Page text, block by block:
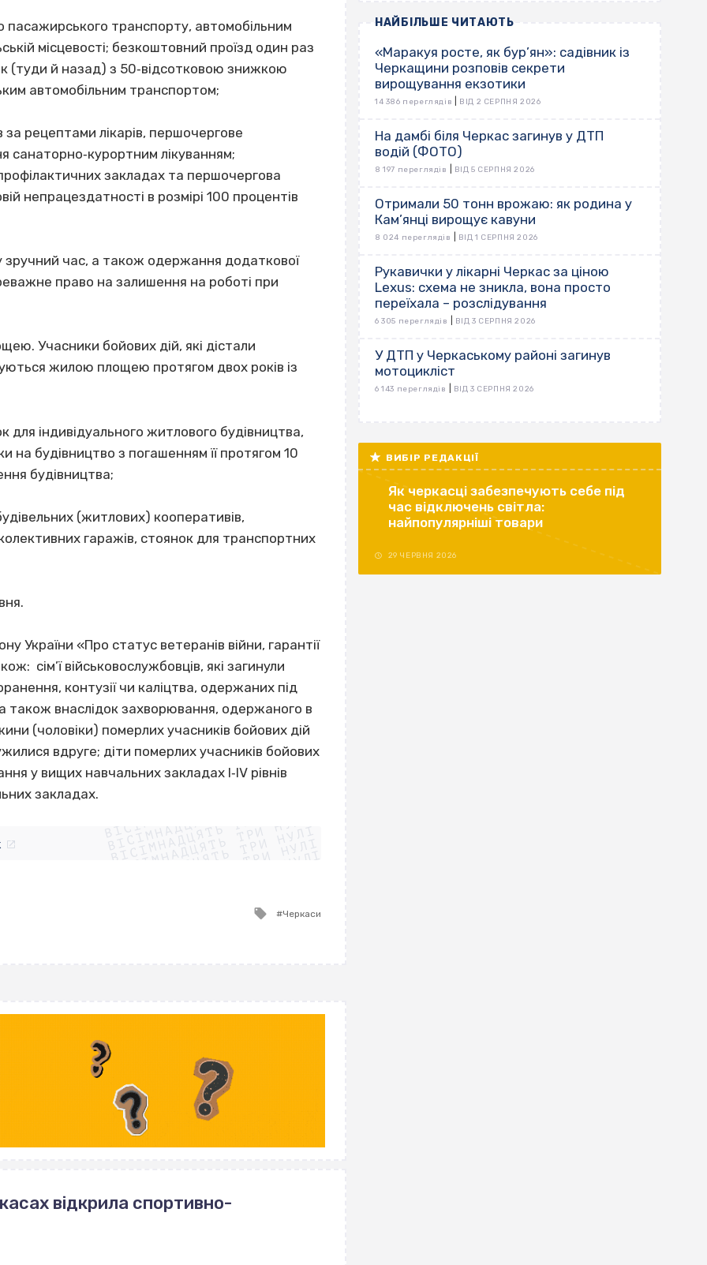
пасажирського транспорту, автомобільним
місцевості; безкоштовний проїзд один раз
(туди й назад) з 50‐відсотковою знижкою
автомобільним транспортом;
рецептами лікарів, першочергове
санаторно‐курортним лікуванням;
закладах та першочергова
непрацездатності в розмірі 100 процентів
зручний час, а також одержання додаткової
право на залишення на роботі при
Учасники бойових дій, які дістали
жилою площею протягом двох років із
індивідуального житлового будівництва,
на будівництво з погашенням її протягом 10
будівництва;
(житлових) кооперативів,
гаражів, стоянок для транспортних
України «Про статус ветеранів війни, гарантії
сім’ї військовослужбовців, які загинули
контузії чи каліцтва, одержаних під
а також внаслідок захворювання, одержаного в
(чоловіки) померлих учасників бойових дій
вдруге; діти померлих учасників бойових
у вищих навчальних закладах I‐IV рівнів
закладах.
ВІСІМНАДЦЯТЬ ТРИ НУЛІ
ВІСІМНАДЦЯТЬ ТРИ НУЛІ
ВІСІМНАДЦЯТЬ ТРИ НУЛІ
ВІСІМНАДЦЯТЬ ТРИ НУЛІ
ВІСІМНАДЦЯТЬ ТРИ НУЛІ
ВІСІМНАДЦЯТЬ ТРИ НУЛІ
ВІСІМНАДЦЯТЬ ТРИ НУЛІ
ВІСІМНАДЦЯТЬ ТРИ НУЛІ
Tagged
Черкаси
відкрила спортивно-
НАЙБІЛЬШЕ ЧИТАЮТЬ
«Маракуя росте, як бур’ян»: садівник із
Черкащини розповів секрети
вирощування екзотики
14 386 переглядів ВІД 2 СЕРПНЯ 2026
На дамбі біля Черкас загинув у ДТП
водій (ФОТО)
8 197 переглядів ВІД 5 СЕРПНЯ 2026
Отримали 50 тонн врожаю: як родина у
Кам’янці вирощує кавуни
8 024 переглядів ВІД 1 СЕРПНЯ 2026
Рукавички у лікарні Черкас за ціною
Lexus: схема не зникла, вона просто
переїхала – розслідування
6 305 переглядів ВІД 3 СЕРПНЯ 2026
У ДТП у Черкаському районі загинув
мотоцикліст
6 143 переглядів ВІД 3 СЕРПНЯ 2026
ВИБІР РЕДАКЦІЇ
Як черкасці забезпечують себе під
час відключень світла:
найпопулярніші товари
29 ЧЕРВНЯ 2026